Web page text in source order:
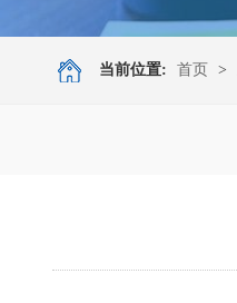
当前位置: 首页 >